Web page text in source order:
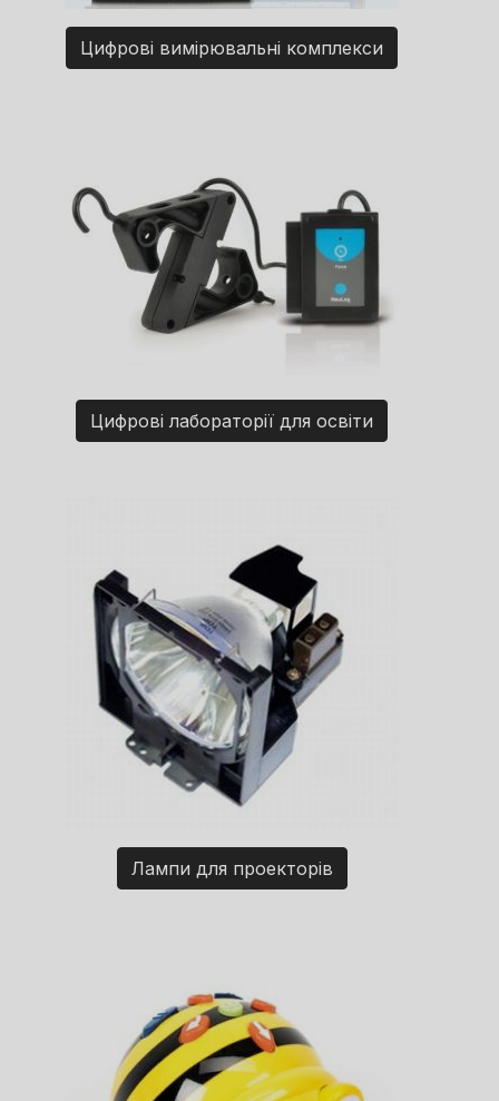
Цифрові вимірювальні комплекси
Цифрові лабораторії для освіти
Лампи для проекторів